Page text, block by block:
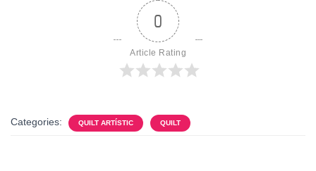
0
Article Rating
Categories: QUILT ARTÍSTIC QUILT